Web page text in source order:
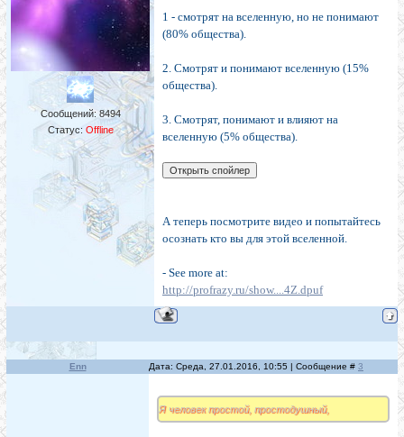
Сообщений: 8494
Статус: Offline
1 - смотрят на вселенную, но не понимают
(80% общества).
2. Смотрят и понимают вселенную (15%
общества).
3. Смотрят, понимают и влияют на
вселенную (5% общества).
А теперь посмотрите видео и попытайтесь
осознать кто вы для этой вселенной.
- See more at:
http://profrazy.ru/show....4Z.dpuf
Enn Дата: Среда, 27.01.2016, 10:55 | Сообщение # 3
Я человек простой, простодушный,